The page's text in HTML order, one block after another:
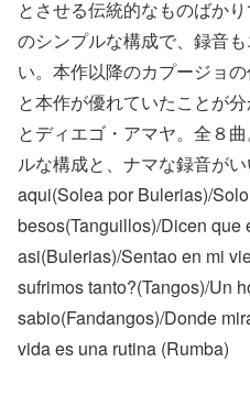
とさせる伝統的なものばか
のシンプルな構成で、録音
い。本作以降のカプージョ
と本作が優れていたことが
とディエゴ・アマヤ。全８
ルな構成と、ナマな録音が
aqui(Solea por Bulerias)/
besos(Tanguillos)/Dicen que
asi(Bulerias)/Sentao en mi
sufrimos tanto?(Tangos)/Un
sabio(Fandangos)/Donde
vida es una rutina (Rumba)